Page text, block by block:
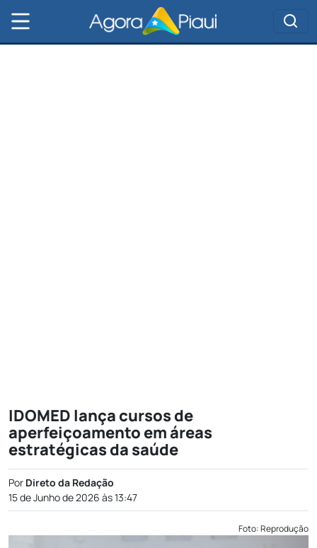
IDOMED lança cursos de
aperfeiçoamento em áreas
estratégicas da saúde
Por Direto da Redação
15 de Junho de 2026 às 13:47
Foto: Reprodução